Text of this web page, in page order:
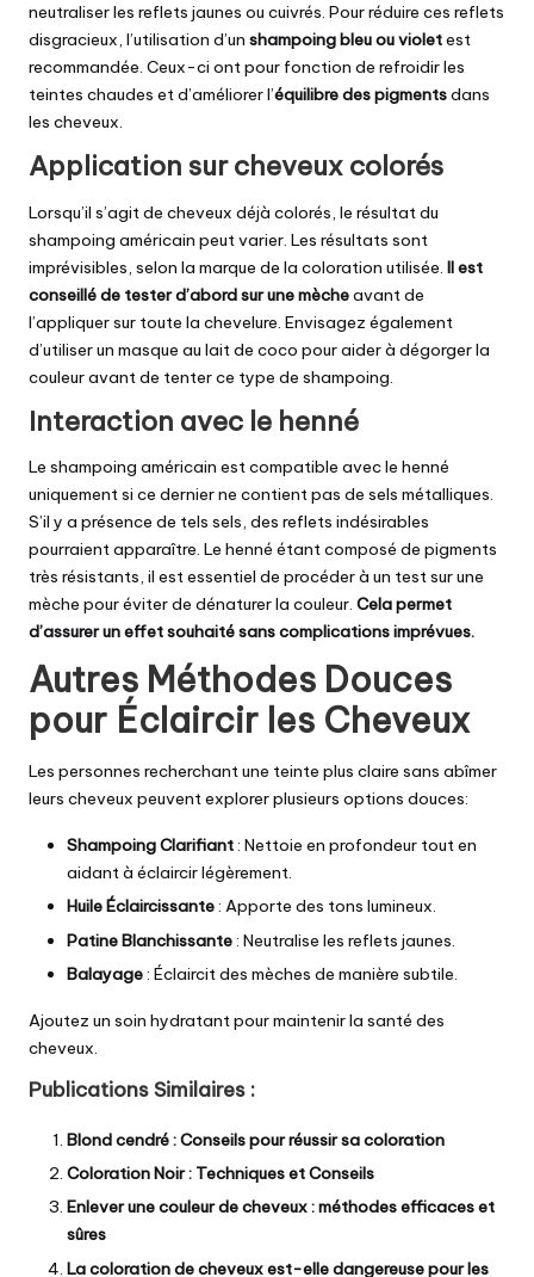
neutraliser les reflets jaunes ou cuivrés. Pour réduire ces reflets
disgracieux, l’utilisation d’un shampoing bleu ou violetest
recommandée. Ceux-ci ont pour fonction de refroidir les
teintes chaudes et d’améliorer l’équilibre des pigmentsdans
les cheveux.
Application sur cheveux colorés
Lorsqu’il s’agit de cheveux déjà colorés, le résultat du
shampoing américain peut varier. Les résultats sont
imprévisibles, selon la marque de la coloration utilisée. Il est
conseillé de tester d’abord sur une mècheavant de
l’appliquer sur toute la chevelure. Envisagez également
d’utiliser un masque au lait de coco pour aider à dégorger la
couleur avant de tenter ce type de shampoing.
Interaction avec le henné
Le shampoing américain est compatible avec le henné
uniquement si ce dernier ne contient pas de sels métalliques.
S’il y a présence de tels sels, des reflets indésirables
pourraient apparaître. Le henné étant composé de pigments
très résistants, il est essentiel de procéder à un test sur une
mèche pour éviter de dénaturer la couleur. Cela permet
d’assurer un effet souhaité sans complications imprévues.
Autres Méthodes Douces
pour Éclaircir les Cheveux
Les personnes recherchant une teinte plus claire sans abîmer
leurs cheveux peuvent explorer plusieurs options douces:
Shampoing Clarifiant: Nettoie en profondeur tout en
aidant à éclaircir légèrement.
Huile Éclaircissante: Apporte des tons lumineux.
Patine Blanchissante: Neutralise les reflets jaunes.
Balayage: Éclaircit des mèches de manière subtile.
Ajoutez un soin hydratant pour maintenir la santé des
cheveux.
Publications Similaires :
Blond cendré : Conseils pour réussir sa coloration
Coloration Noir : Techniques et Conseils
Enlever une couleur de cheveux : méthodes efficaces et
sûres
La coloration de cheveux est-elle dangereuse pour les